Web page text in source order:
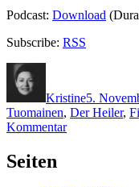
Podcast: Download
Subscribe: RSS
Kristine5.
Tuomainen, Der Heiler,
Kommentarzu
Seiten